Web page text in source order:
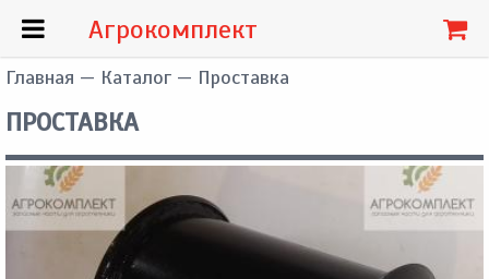
Главная — Каталог — Проставка
ПРОСТАВКА
Агрокомплект